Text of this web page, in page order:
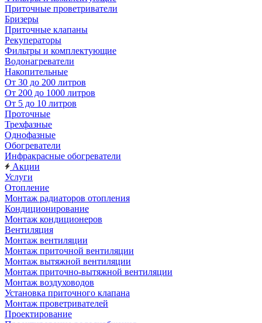
Приточные проветриватели
Бризеры
Приточные клапаны
Рекуператоры
Фильтры и комплектующие
Водонагреватели
Накопительные
От 30 до 200 литров
От 200 до 1000 литров
От 5 до 10 литров
Проточные
Трехфазные
Однофазные
Обогреватели
Инфракрасные обогреватели
Акции
Услуги
Отопление
Монтаж радиаторов отопления
Кондиционирование
Монтаж кондиционеров
Вентиляция
Монтаж вентиляции
Монтаж приточной вентиляции
Монтаж вытяжной вентиляции
Монтаж приточно-вытяжной вентиляции
Монтаж воздуховодов
Установка приточного клапана
Монтаж проветривателей
Проектирование